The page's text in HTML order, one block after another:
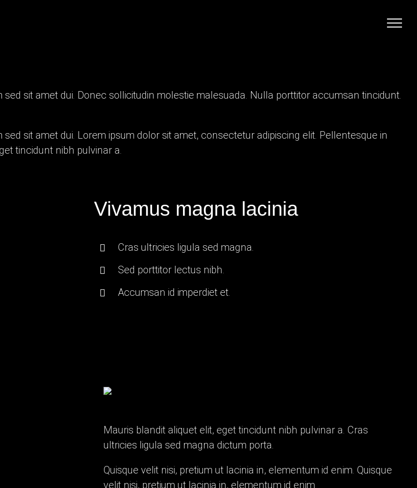
sit amet dui. Donec sollicitudin molestie malesuada. Nulla porttitor accumsan tincidunt.
sit amet dui. Lorem ipsum dolor sit amet, consectetur adipiscing elit. Pellentesque in
tincidunt nibh pulvinar a.
Vivamus magna lacinia
Cras ultricies ligula sed magna.
Sed porttitor lectus nibh.
Accumsan id imperdiet et.
Mauris blandit aliquet elit, eget tincidunt nibh pulvinar a. Cras
ultricies ligula sed magna dictum porta.
Quisque velit nisi, pretium ut lacinia in, elementum id enim. Quisque